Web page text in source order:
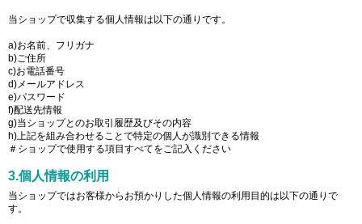
当ショップで収集する個人情報は以下の通りです。
a)お名前、フリガナ
b)ご住所
c)お電話番号
d)メールアドレス
e)パスワード
f)配送先情報
g)当ショップとのお取引履歴及びその内容
h)上記を組み合わせることで特定の個人が識別できる情報
＃ショップで使用する項目すべてをご記入ください
3.個人情報の利用
当ショップではお客様からお預かりした個人情報の利用目的は以下の通りで
す。